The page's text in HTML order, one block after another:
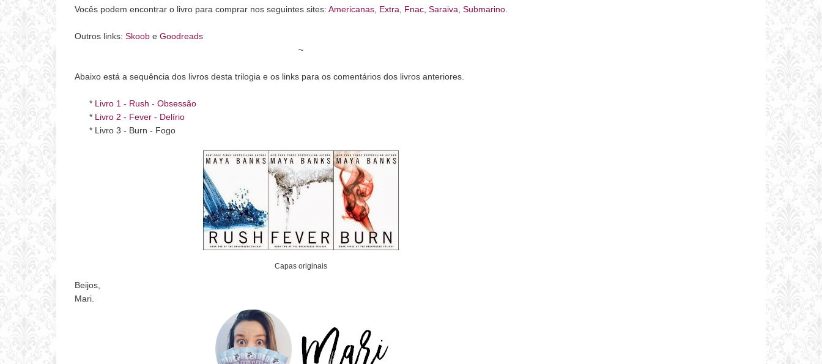
Vocês podem encontrar o livro para comprar nos seguintes sites: Americanas Extra Fnac Saraiva Submarino
Outros links: Skoob e Goodreads
~
Abaixo está a sequência dos livros desta trilogia e os links para os comentários dos livros anteriores.
* Livro 1 - Rush - Obsessão
* Livro 2 - Fever - Delírio
* Livro 3 - Burn - Fogo
Capas originais
Beijos,
Mari.